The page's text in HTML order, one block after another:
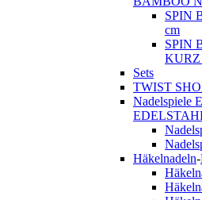
SPIN
cm
SPIN
KURZ
Sets
TWIST
Nadelspiele
Häkelnadeln-